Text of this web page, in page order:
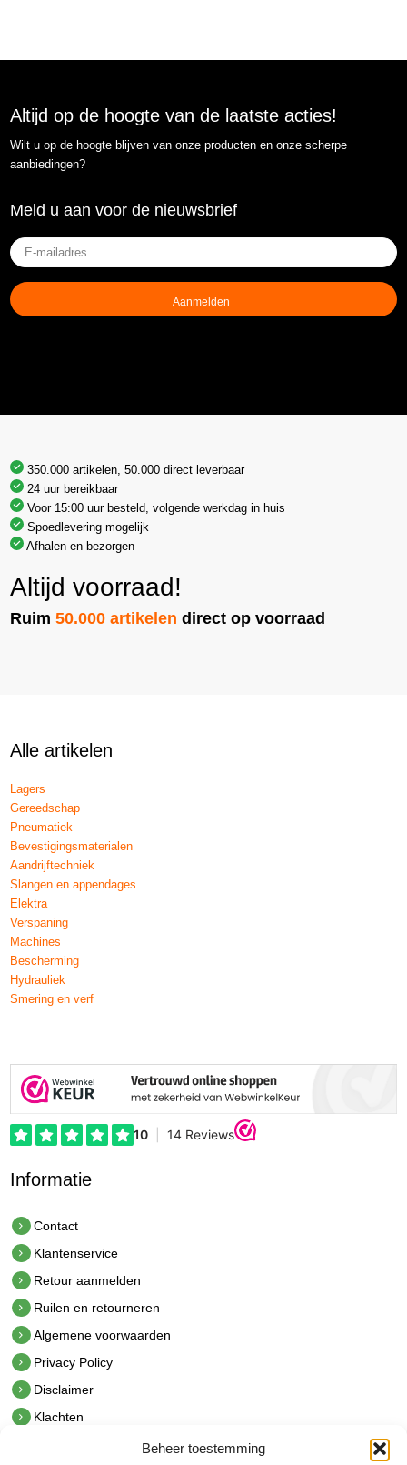
Beheer toestemming
Altijd op de hoogte van de laatste acties!
Wilt u op de hoogte blijven van onze producten en onze scherpe
aanbiedingen?
Meld u aan voor de nieuwsbrief
E-
mailadres
(Vereist)
350.000 artikelen, 50.000 direct leverbaar
24 uur bereikbaar
Voor 15:00 uur besteld, volgende werkdag in huis
Spoedlevering mogelijk
Afhalen en bezorgen
Altijd voorraad!
Ruim50.000 artikelen direct op voorraad
Alle artikelen
Lagers
Gereedschap
Pneumatiek
Bevestigingsmaterialen
Aandrijftechniek
Slangen en appendages
Elektra
Verspaning
Machines
Bescherming
Hydrauliek
Smering en verf
Informatie
Contact
Klantenservice
Retour aanmelden
Ruilen en retourneren
Algemene voorwaarden
Privacy Policy
Disclaimer
Klachten